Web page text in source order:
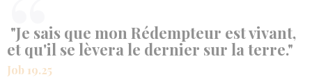
"Je sais que mon Rédempteur est vivant,
et qu'il se lèvera le dernier sur la terre."
Job 19.25